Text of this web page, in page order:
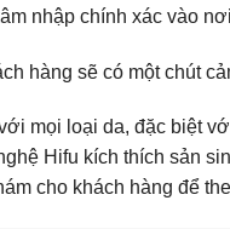
nhập chính xác vào
hàng sẽ có một chút
mọi loại da, đặc biệt
Hifu kích thích sản
cho khách hàng để